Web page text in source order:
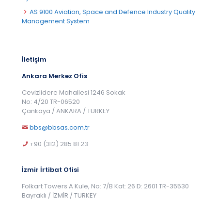
AS 9100 Aviation, Space and Defence Industry Quality
Management System
İletişim
Ankara Merkez Ofis
Cevizlidere Mahallesi 1246 Sokak
No: 4/20 TR-06520
Çankaya / ANKARA / TURKEY
bbs@bbsas.com.tr
+90 (312) 285 81 23
İzmir İrtibat Ofisi
Folkart Towers A Kule, No: 7/B Kat: 26 D: 2601 TR-35530
Bayraklı / İZMİR / TURKEY